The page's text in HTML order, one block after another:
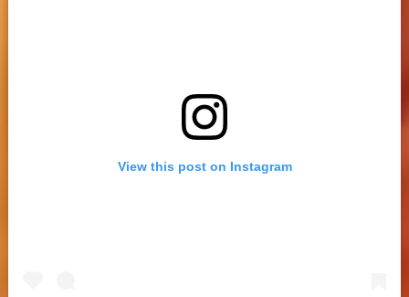
View this post on Instagram